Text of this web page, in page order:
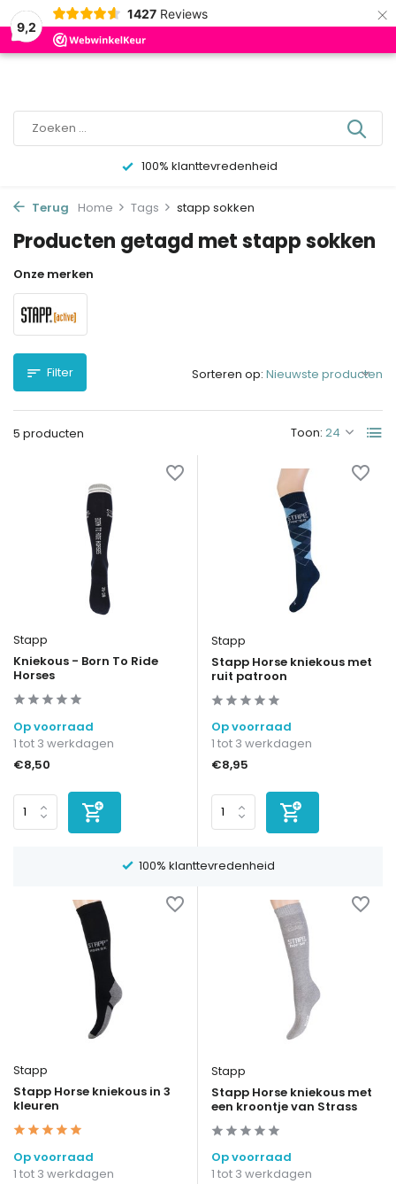
9,2
1427 Reviews ×
0
100% klanttevredenheid
Terug Home Tags stapp sokken
Producten getagd met stapp sokken
Onze merken
Filter
5 producten Toon:
Sorteren op:
Stapp
Kniekous - Born To Ride
Horses
Op voorraad
1 tot 3 werkdagen
€8,50
Stapp
Stapp Horse kniekous met
ruit patroon
Op voorraad
1 tot 3 werkdagen
€8,95
100% klanttevredenheid
Stapp
Stapp Horse kniekous in 3
kleuren
Op voorraad
1 tot 3 werkdagen
Stapp
Stapp Horse kniekous met
een kroontje van Strass
Op voorraad
1 tot 3 werkdagen